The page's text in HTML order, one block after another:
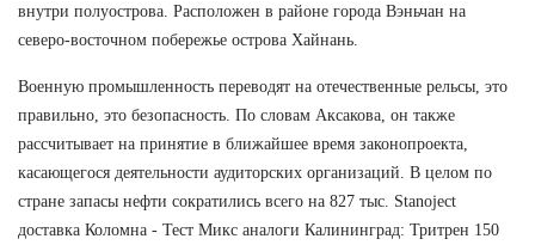
внутри полуострова. Расположен в районе города Вэньчан на
северо-восточном побережье острова Хайнань.
Военную промышленность переводят на отечественные рельсы, это
правильно, это безопасность. По словам Аксакова, он также
рассчитывает на принятие в ближайшее время законопроекта,
касающегося деятельности аудиторских организаций. В целом по
стране запасы нефти сократились всего на 827 тыс. Stanoject
доставка Коломна - Тест Микс аналоги Калининград: Тритрен 150